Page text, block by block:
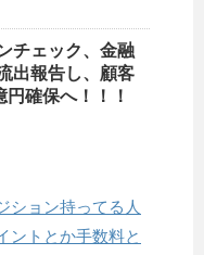
チェック、金融
出報告し、顧客
確保へ！！！
ション持ってる人
ントとか手数料と